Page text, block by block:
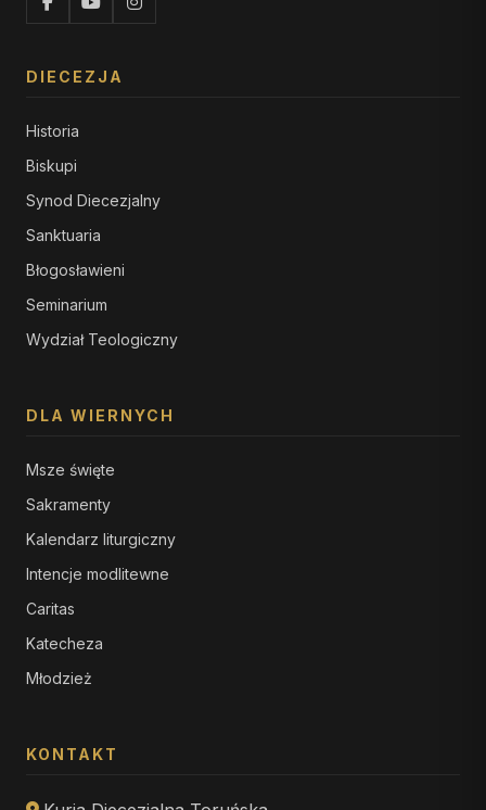
DIECEZJA
Historia
Biskupi
Synod Diecezjalny
Sanktuaria
Błogosławieni
Seminarium
Wydział Teologiczny
DLA WIERNYCH
Msze święte
Sakramenty
Kalendarz liturgiczny
Intencje modlitewne
Caritas
Katecheza
Młodzież
KONTAKT